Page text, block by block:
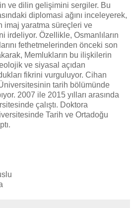
ve dilin gelişimini sergiler. Bu
diplomasi ağını inceleyerek,
imaj yaratma süreçleri ve
irdeliyor. Özellikle, Osmanlıların
fethetmelerinden önceki son
Memlukların bu ilişkilerin
ve siyasal açıdan
fikrini vurguluyor. Cihan
tarih bölümünde
2007 ile 2015 yılları arasında
çalıştı. Doktora
Tarih ve Ortadoğu